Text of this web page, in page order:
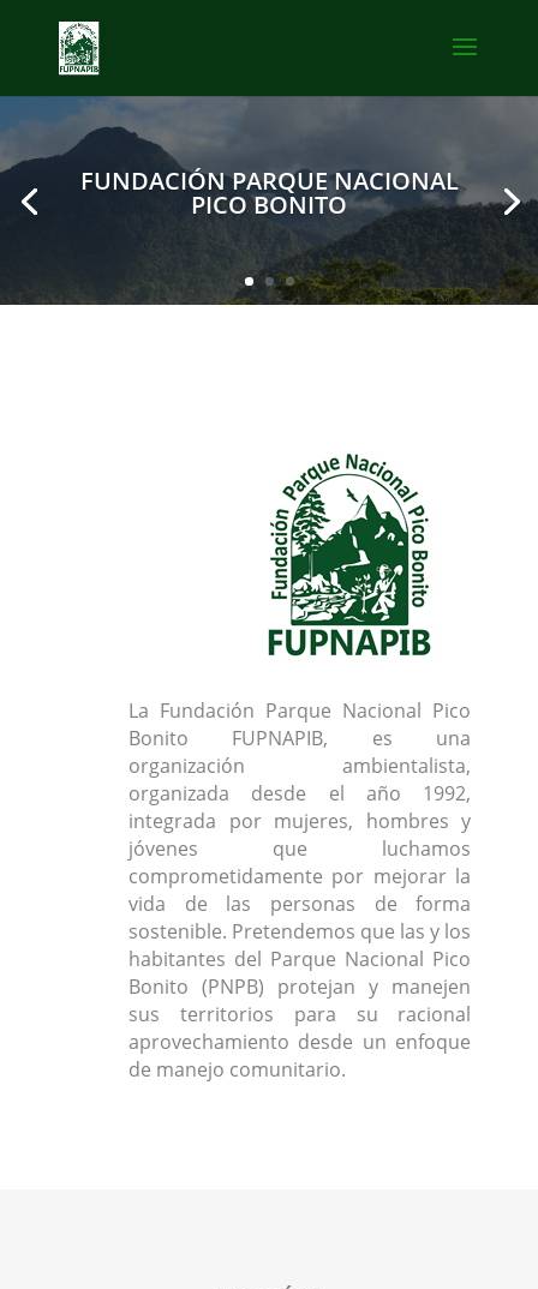
FUNDACIÓN PARQUE NACIONAL
PICO BONITO
La Fundación Parque Nacional Pico
Bonito FUPNAPIB, es una
organización ambientalista,
organizada desde el año 1992,
integrada por mujeres, hombres y
jóvenes que luchamos
comprometidamente por mejorar la
vida de las personas de forma
sostenible. Pretendemos que las y los
habitantes del Parque Nacional Pico
Bonito (PNPB) protejan y manejen
sus territorios para su racional
aprovechamiento desde un enfoque
de manejo comunitario.